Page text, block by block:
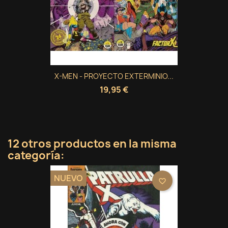
X-MEN - PROYECTO EXTERMINIO...
19,95 €
12 otros productos en la misma
categoría:
NUEVO favorite_border